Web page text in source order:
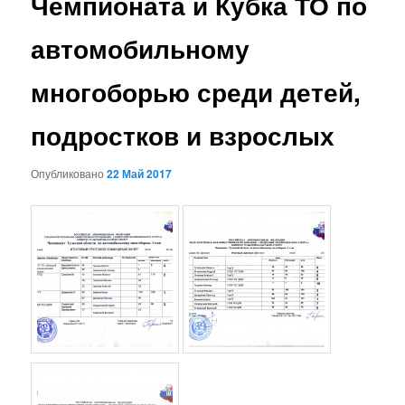
автомобильному
многоборью среди детей,
подростков и взрослых
Опубликовано22 Май 2017